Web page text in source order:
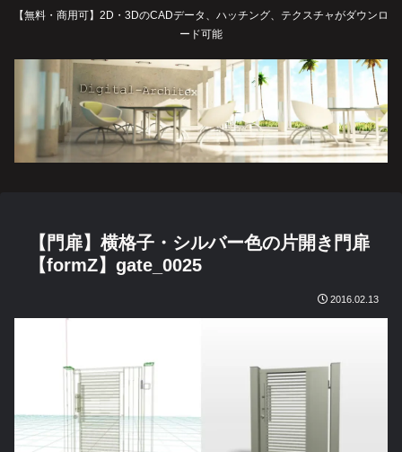
【無料・商用可】2D・3DのCADデータ、ハッチング、テクスチャがダウンロ
ード可能
【門扉】横格子・シルバー色の片開き門扉
【formZ】gate_0025
2016.02.13